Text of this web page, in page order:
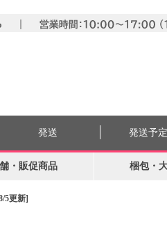
5更新]
発送 発送予
・販促商品 梱包・